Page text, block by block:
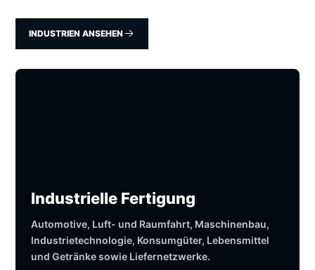
INDUSTRIEN ANSEHEN
Industrielle Fertigung
Automotive, Luft- und Raumfahrt, Maschinenbau,
Industrietechnologie, Konsumgüter, Lebensmittel
und Getränke sowie Liefernetzwerke.